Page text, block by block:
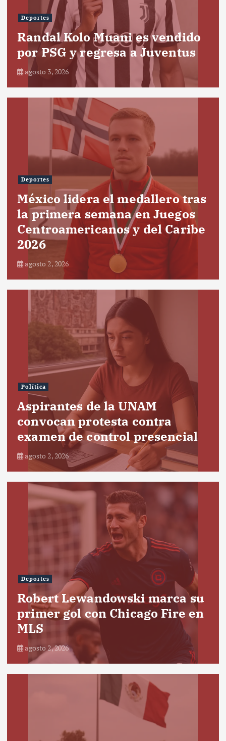
Deportes
Randal Kolo Muani es vendido
por PSG y regresa a Juventus
agosto 3, 2026
Deportes
México lidera el medallero tras
la primera semana en Juegos
Centroamericanos y del Caribe
2026
agosto 2, 2026
Política
Aspirantes de la UNAM
convocan protesta contra
examen de control presencial
agosto 2, 2026
Deportes
Robert Lewandowski marca su
primer gol con Chicago Fire en
MLS
agosto 2, 2026